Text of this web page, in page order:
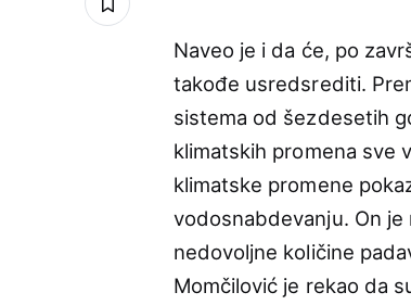
Naveo je i da će, po
takođe usredsrediti.
sistema od šezdesetih
klimatskih promena sve
klimatske promene
vodosnabdevanju. On je
nedovoljne količine
Momčilović je rekao da